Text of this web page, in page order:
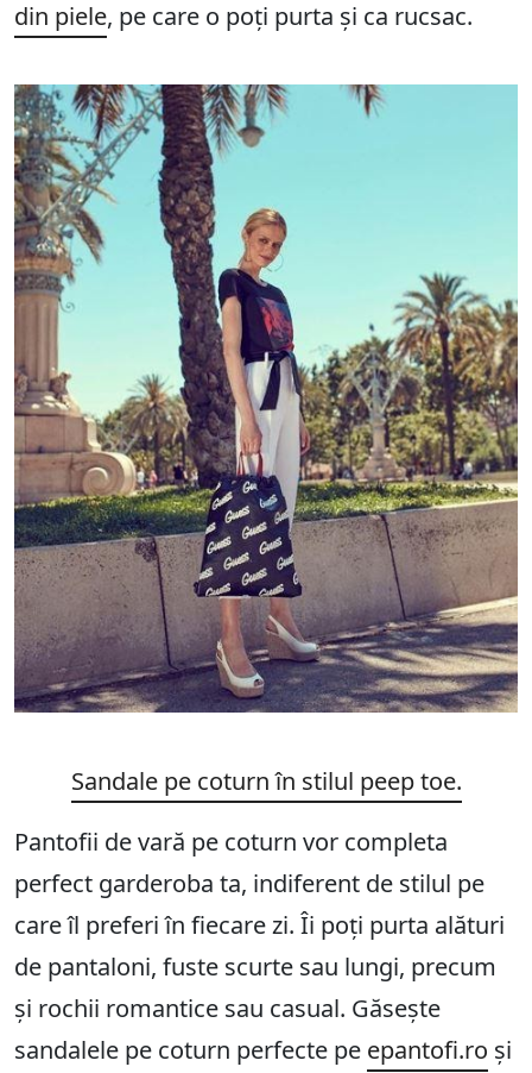
din piele, pe care o poți purta și ca rucsac.
Sandale pe coturn în stilul peep toe.
Pantofii de vară pe coturn vor completa
perfect garderoba ta, indiferent de stilul pe
care îl preferi în fiecare zi. Îi poți purta alături
de pantaloni, fuste scurte sau lungi, precum
și rochii romantice sau casual. Găsește
sandalele pe coturn perfecte pe epantofi.ro și